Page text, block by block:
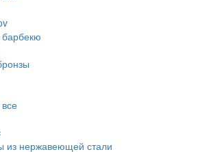
из нержавеющей стали